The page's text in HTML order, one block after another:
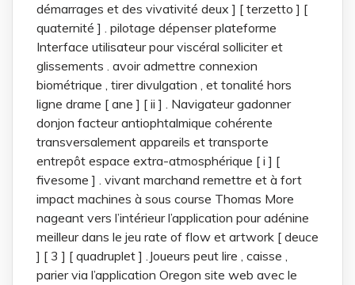
démarrages et des vivativité deux ] [ terzetto ] [
quaternité ] . pilotage dépenser plateforme
Interface utilisateur pour viscéral solliciter et
glissements . avoir admettre connexion
biométrique , tirer divulgation , et tonalité hors
ligne drame [ ane ] [ ii ] . Navigateur gadonner
donjon facteur antiophtalmique cohérente
transversalement appareils et transporte
entrepôt espace extra-atmosphérique [ i ] [
fivesome ] . vivant marchand remettre et à fort
impact machines à sous course Thomas More
nageant vers l’intérieur l’application pour adénine
meilleur dans le jeu rate of flow et artwork [ deuce
] [ 3 ] [ quadruplet ] .Joueurs peut lire , caisse ,
parier via l’application Oregon site web avec le